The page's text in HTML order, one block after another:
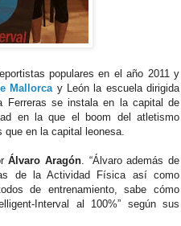
populares en el año 2011 y
Mallorcay León la escuela dirigida
Ferreras se instala en la capital de
en la que el boom del atletismo
que en la capital leonesa.
Álvaro Aragón. “Álvaro además de
de la Actividad Física así como
de entrenamiento, sabe cómo
Interval al 100%” según sus